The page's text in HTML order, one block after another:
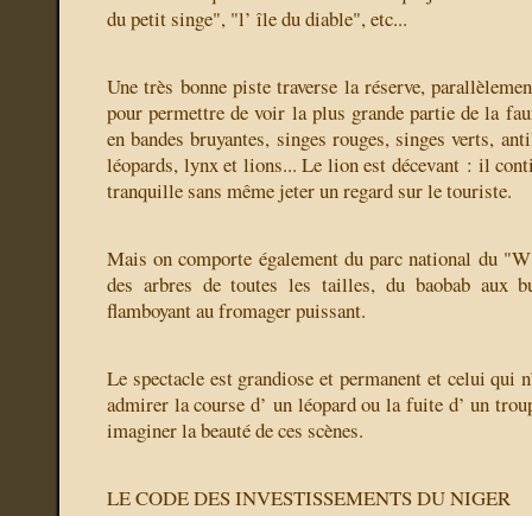
du petit singe", "l’ île du diable", etc...
Une très bonne piste traverse la réserve,
pour permettre de voir la plus grande partie de la
en bandes bruyantes, singes rouges, singes verts,
léopards, lynx et lions... Le lion est décevant : il
tranquille sans même jeter un regard sur le touriste.
Mais on comporte également du parc national du
des arbres de toutes les tailles, du baobab aux
flamboyant au fromager puissant.
Le spectacle est grandiose et permanent et celui qui
admirer la course d’ un léopard ou la fuite d’ un
imaginer la beauté de ces scènes.
LE CODE DES INVESTISSEMENTS DU NIGER